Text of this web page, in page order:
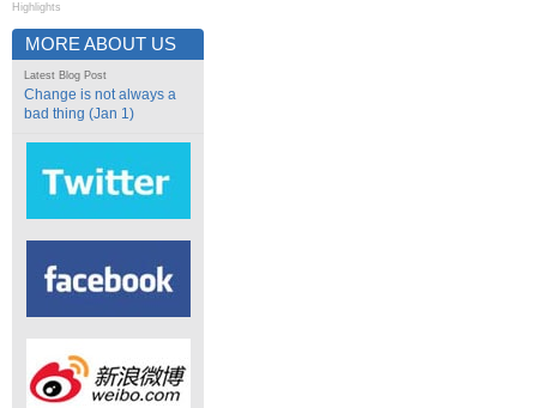
Highlights
MORE ABOUT US
Latest Blog Post
Change is not always a
bad thing (Jan 1)